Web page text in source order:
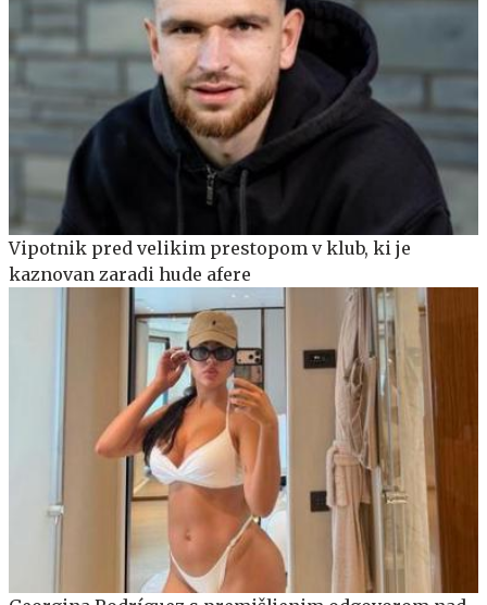
Vipotnik pred velikim prestopom v klub, ki je
kaznovan zaradi hude afere